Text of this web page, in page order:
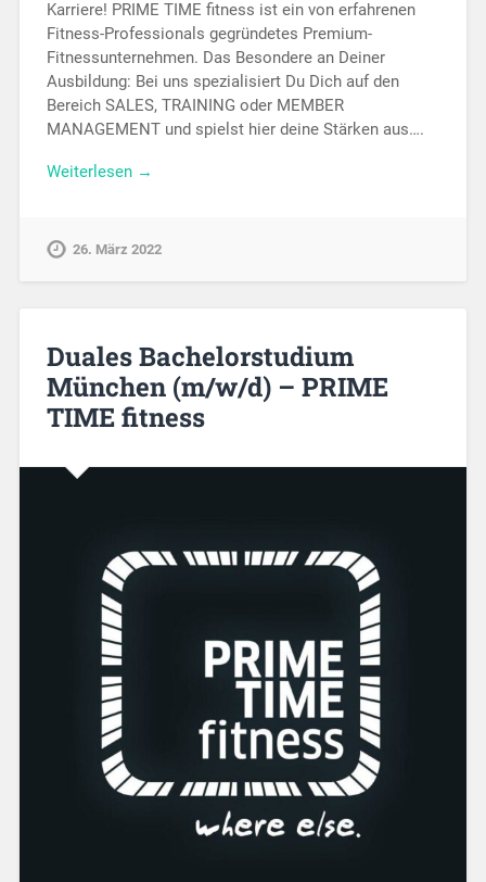
Karriere! PRIME TIME fitness ist ein von erfahrenen
Fitness-Professionals gegründetes Premium-
Fitnessunternehmen. Das Besondere an Deiner
Ausbildung: Bei uns spezialisiert Du Dich auf den
Bereich SALES, TRAINING oder MEMBER
MANAGEMENT und spielst hier deine Stärken aus….
Weiterlesen →
26. März 2022
Duales Bachelorstudium
München (m/w/d) – PRIME
TIME fitness